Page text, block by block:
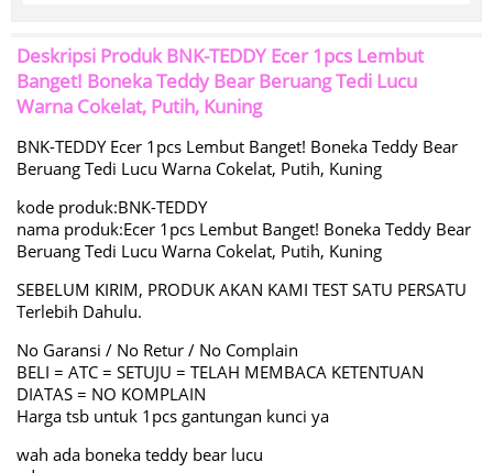
Deskripsi ProdukBNK-TEDDY Ecer 1pcs Lembut
Banget! Boneka Teddy Bear Beruang Tedi Lucu
Warna Cokelat, Putih, Kuning
BNK-TEDDY Ecer 1pcs Lembut Banget! Boneka Teddy Bear
Beruang Tedi Lucu Warna Cokelat, Putih, Kuning
kode produk:BNK-TEDDY
nama produk:Ecer 1pcs Lembut Banget! Boneka Teddy Bear
Beruang Tedi Lucu Warna Cokelat, Putih, Kuning
SEBELUM KIRIM, PRODUK AKAN KAMI TEST SATU PERSATU
Terlebih Dahulu.
No Garansi / No Retur / No Complain
BELI = ATC = SETUJU = TELAH MEMBACA KETENTUAN
DIATAS = NO KOMPLAIN
Harga tsb untuk 1pcs gantungan kunci ya
wah ada boneka teddy bear lucu